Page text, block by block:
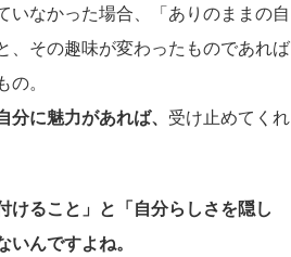
いなかった場合、「ありのままの自
、その趣味が変わったものであれば
の。
分に魅力があれば、 受け止めてくれ
けること」と「自分らしさを隠し
んですよね。